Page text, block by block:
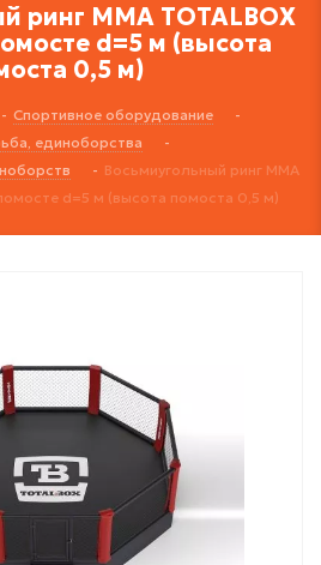
ринг MMA TOTALBOX
d=5 м (высота
0,5 м)
- Спортивное оборудование
-
единоборства
-
- Восьмиугольный ринг MMA
d=5 м (высота помоста 0,5 м)